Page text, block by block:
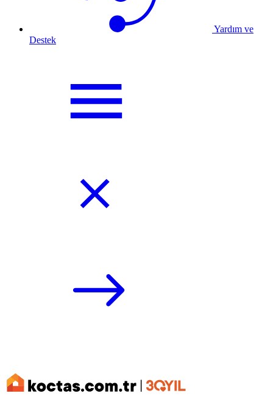
Yardım ve
Destek